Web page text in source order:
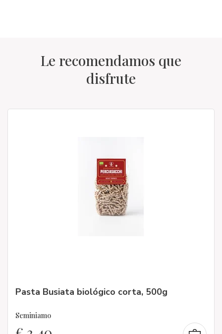
Le recomendamos que
disfrute
Pasta Busiata biológico corta, 500g
Seminiamo